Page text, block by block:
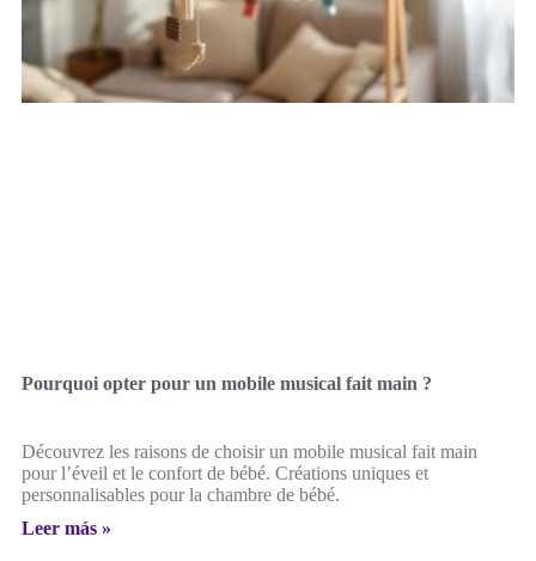
Pourquoi opter pour un mobile musical fait main ?
Découvrez les raisons de choisir un mobile musical fait main
pour l’éveil et le confort de bébé. Créations uniques et
personnalisables pour la chambre de bébé.
Leer más »